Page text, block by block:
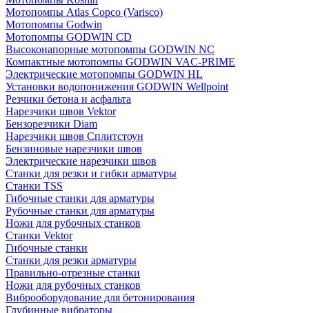
Мотопомпы Atlas Copco (Varisco)
Мотопомпы Godwin
Мотопомпы GODWIN CD
Высоконапорные мотопомпы GODWIN NC
Компактные мотопомпы GODWIN VAC-PRIME
Электрические мотопомпы GODWIN HL
Установки водопонижения GODWIN Wellpoint
Резчики бетона и асфальта
Нарезчики швов Vektor
Бензорезчики Diam
Нарезчики швов Сплитстоун
Бензиновые нарезчики швов
Электрические нарезчики швов
Станки для резки и гибки арматуры
Станки TSS
Гибочные станки для арматуры
Рубочные станки для арматуры
Ножи для рубочных станков
Станки Vektor
Гибочные станки
Станки для резки арматуры
Правильно-отрезные станки
Ножи для рубочных станков
Виброоборудование для бетонирования
Глубинные вибраторы